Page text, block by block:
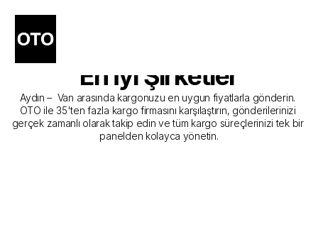
Aydın - Van Kargo
Gönderim Hizmeti Sunan
En İyi Şirketler
Aydın –  Van arasında kargonuzu en uygun fiyatlarla gönderin.
OTO ile 35'ten fazla kargo firmasını karşılaştırın, gönderilerinizi
gerçek zamanlı olarak takip edin ve tüm kargo süreçlerinizi tek bir
panelden kolayca yönetin.